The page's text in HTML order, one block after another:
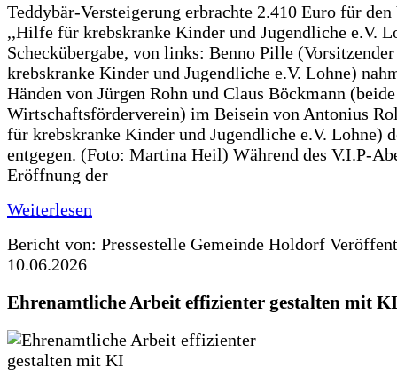
Teddybär-Versteigerung erbrachte 2.410 Euro für den
,,Hilfe für krebskranke Kinder und Jugendliche e.V.
Scheckübergabe, von links: Benno Pille
krebskranke Kinder und Jugendliche e.V. Lohne)
Händen von Jürgen Rohn und Claus Böckmann
Wirtschaftsförderverein) im Beisein von Antonius
für krebskranke Kinder und Jugendliche e.V. Lohne)
entgegen. (Foto: Martina Heil) Während des V.I.P-
Eröffnung der
Weiterlesen
Bericht von: Pressestelle Gemeinde Holdorf
10.06.2026
Ehrenamtliche Arbeit effizienter gestalten mit KI